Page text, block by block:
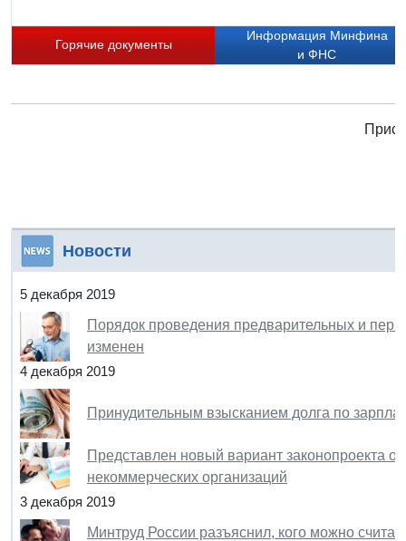
Горячие документы
Информация Минфина
и ФНС
Новости
5 декабря 2019
Порядок проведения предварительных и
изменен
4 декабря 2019
Принудительным взысканием долга по
Представлен новый вариант законопроекта
некоммерческих организаций
3 декабря 2019
Минтруд России разъяснил, кого можно